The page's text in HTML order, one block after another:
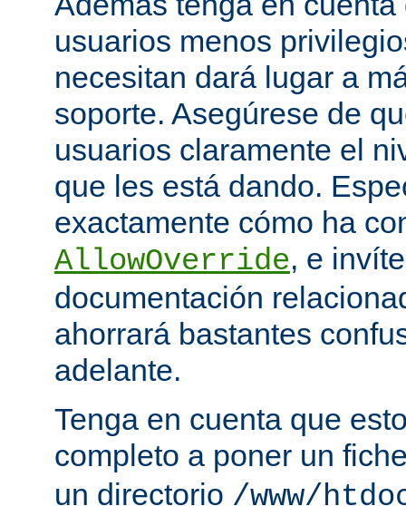
usuarios menos
necesitan dará lugar a
soporte. Asegúrese de
usuarios claramente el
que les está dando.
exactamente cómo ha
AllowOverride, e
documentación
ahorrará bastantes
adelante.
Tenga en cuenta que
completo a poner un
un directorio /www/